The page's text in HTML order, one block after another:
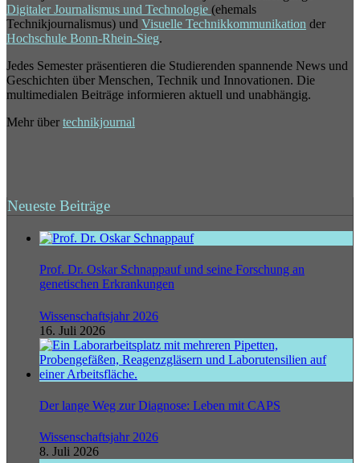
Digitaler Journalismus und Technologie (ehemals
Technikjournalismus) und Visuelle Technikkommunikation der
Hochschule Bonn-Rhein-Sieg.
Jedes Semester präsentieren die Studierenden spannende News und
Geschichten über Menschen, Technik und Innovationen. Die
multimedialen Beiträge informieren aktuell und unabhängig.
Mehr über technikjournal
Neueste Beiträge
Prof. Dr. Oskar Schnappauf und seine Forschung an
genetischen Erkrankungen
Wissenschaftsjahr 2026
16. Juli 2026
Der lange Weg zur Diagnose: Leben mit CAPS
Wissenschaftsjahr 2026
8. Juli 2026